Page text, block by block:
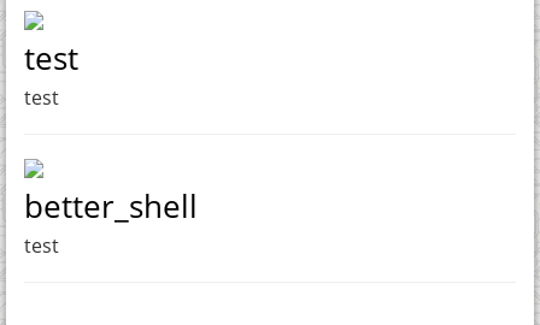
test
test
better_shell
test